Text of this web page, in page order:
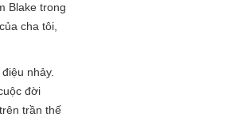
Blake trong
cha tôi,
nhảy.
đời
trần thế